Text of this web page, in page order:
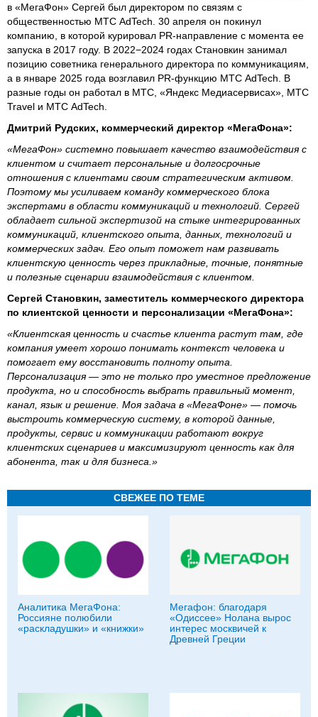
в «МегаФон» Сергей был директором по связям с
общественностью МТС AdTech. 30 апреля он покинул
компанию, в которой курировал PR-направление с момента ее
запуска в 2017 году. В 2022−2024 годах Становкин занимал
позицию советника генерального директора по коммуникациям,
а в январе 2025 года возглавил PR-функцию МТС AdTech. В
разные годы он работал в МТС, «Яндекс Медиасервисах», МТС
Travel и МТС AdTech.
Дмитрий Рудских, коммерческий директор «МегаФона»:
«МегаФон» системно повышает качество взаимодействия с
клиентом и считает персональные и долгосрочные
отношения с клиентами своим стратегическим активом.
Поэтому мы усиливаем команду коммерческого блока
экспертами в области коммуникаций и технологий. Сергей
обладает сильной экспертизой на стыке интегрированных
коммуникаций, клиентского опыта, данных, технологий и
коммерческих задач. Его опыт поможет нам развивать
клиентскую ценность через прикладные, точные, понятные
и полезные сценарии взаимодействия с клиентом.
Сергей Становкин, заместитель коммерческого директора
по клиентской ценности и персонализации «МегаФона»:
«Клиентская ценность и счастье клиента растут там, где
компания умеет хорошо понимать контекст человека и
помогает ему восстановить полноту опыта.
Персонализация — это не только про уместное предложение
продукта, но и способность выбрать правильный момент,
канал, язык и решение. Моя задача в «МегаФоне» — помочь
выстроить коммерческую систему, в которой данные,
продукты, сервис и коммуникации работают вокруг
клиентских сценариев и максимизируют ценность как для
абонента, так и для бизнеса.»
СВЕЖЕЕ ПО ТЕМЕ
Аналитика МегаФона:
Россияне полюбили
«раскладушки» и «книжки»
Мегафон: благодаря
«Одиссее» Нолана вырос
интерес москвичей к
Древней Греции